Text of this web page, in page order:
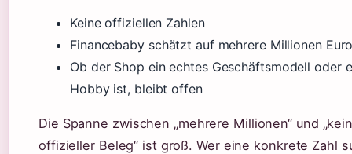
Keine offiziellen Zahlen
Financebaby schätzt auf mehrere Millionen
Ob der Shop ein echtes Geschäftsmodell oder
Hobby ist, bleibt offen
Die Spanne zwischen „mehrere Millionen“ und
offizieller Beleg“ ist groß. Wer eine konkrete Zahl